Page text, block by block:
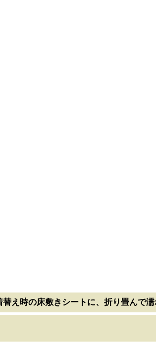
え時の床敷きシートに、折り畳んで